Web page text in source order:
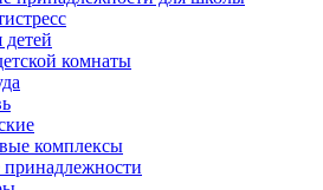
детей
комнаты
комплексы